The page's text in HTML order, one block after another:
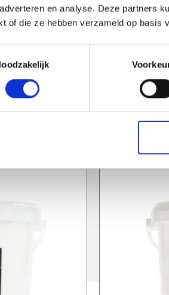
en analyse. Deze partners
of die ze hebben verzameld op basis
Kalkverf (pdf)